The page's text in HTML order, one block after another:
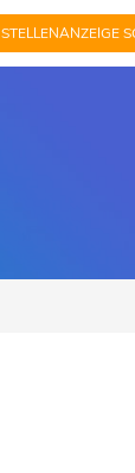
STELLENANZEIGE